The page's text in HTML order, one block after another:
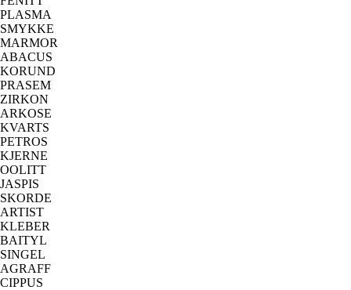
PLASMA
SMYKKE
MARMOR
ABACUS
KORUND
PRASEM
ZIRKON
ARKOSE
KVARTS
PETROS
KJERNE
OOLITT
JASPIS
SKORDE
ARTIST
KLEBER
BAITYL
SINGEL
AGRAFF
CIPPUS